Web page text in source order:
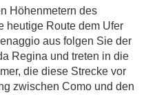
Höhenmetern des
heutige Route dem Ufer
aus folgen Sie der
Regina und treten in die
die diese Strecke vor
zwischen Como und den